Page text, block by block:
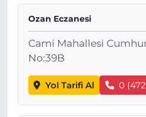
Ozan Eczanesi
Cami Mahallesi
No:39B
Yol Tarifi Al 0